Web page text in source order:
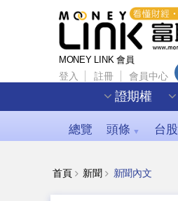
MONEY LINK 會員
登入 註冊 會員中心
證期權
總覽 頭條 ▼ 台股
首頁 新聞 新聞內文